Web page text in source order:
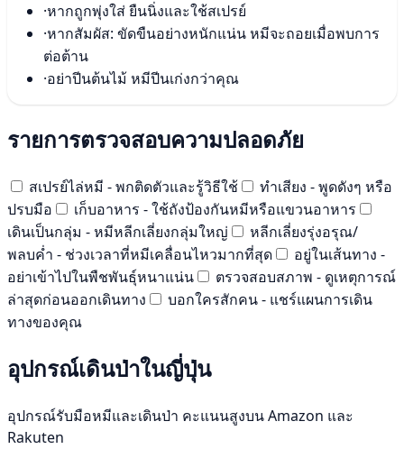
·หากถูกพุ่งใส่ ยืนนิ่งและใช้สเปรย์
·หากสัมผัส: ขัดขืนอย่างหนักแน่น หมีจะถอยเมื่อพบการ
ต่อต้าน
·อย่าปีนต้นไม้ หมีปีนเก่งกว่าคุณ
รายการตรวจสอบความปลอดภัย
สเปรย์ไล่หมี - พกติดตัวและรู้วิธีใช้
ทำเสียง - พูดดังๆ หรือ
ปรบมือ
เก็บอาหาร - ใช้ถังป้องกันหมีหรือแขวนอาหาร
เดินเป็นกลุ่ม - หมีหลีกเลี่ยงกลุ่มใหญ่
หลีกเลี่ยงรุ่งอรุณ/
พลบค่ำ - ช่วงเวลาที่หมีเคลื่อนไหวมากที่สุด
อยู่ในเส้นทาง -
อย่าเข้าไปในพืชพันธุ์หนาแน่น
ตรวจสอบสภาพ - ดูเหตุการณ์
ล่าสุดก่อนออกเดินทาง
บอกใครสักคน - แชร์แผนการเดิน
ทางของคุณ
อุปกรณ์เดินป่าในญี่ปุ่น
อุปกรณ์รับมือหมีและเดินป่า คะแนนสูงบน Amazon และ
Rakuten